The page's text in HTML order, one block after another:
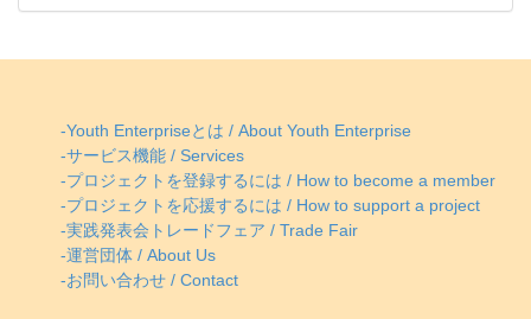
-Youth Enterpriseとは / About Youth Enterprise
-サービス機能 / Services
-プロジェクトを登録するには / How to become a member
-プロジェクトを応援するには / How to support a project
-実践発表会トレードフェア / Trade Fair
-運営団体 / About Us
-お問い合わせ / Contact